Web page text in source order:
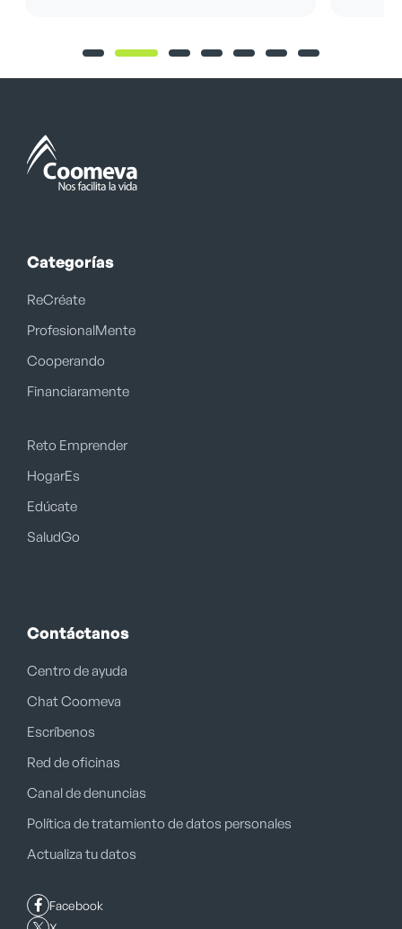
Categorías
ReCréate
ProfesionalMente
Cooperando
Financiaramente
Reto Emprender
HogarEs
Edúcate
SaludGo
Contáctanos
Centro de ayuda
Chat Coomeva
Escríbenos
Red de oficinas
Canal de denuncias
Política de tratamiento de datos personales
Actualiza tu datos
Facebook